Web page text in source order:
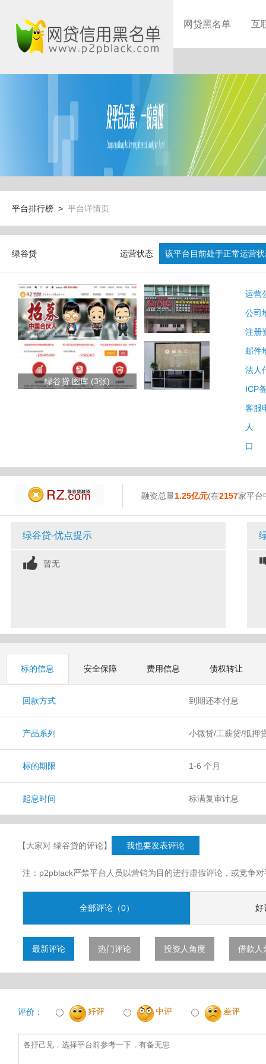
网贷黑名单 互
平台排行榜 > 平台详情页
绿谷贷 运营状态 该平台目前处于正常运营
绿谷贷 图库 (3张)
运营
公司
注册
邮件
法人
ICP
客服
人
口
融资总量1.25亿元(在2157家平台
绿谷贷-优点提示
暂无
标的信息 安全保障 费用信息 债权转让
回款方式 到期还本付息
产品系列 小微贷/工薪贷/抵押
标的期限 1-6 个月
起息时间 标满复审计息
【大家对 绿谷贷的评论】 我也要发表评论
注：p2pblack严禁平台人员以营销为目的进行虚假评论，或竞争
全部评论（0） 好
最新评论 热门评论 投资人角度 借款人
评价： 好评 中评 差评